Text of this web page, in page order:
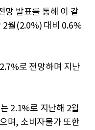
망 발표를 통해 이 같
2월(2.0%) 대비 0.6%
로 전망하며 지난
2.1%로 지난해 2월
며, 소비자물가 또한